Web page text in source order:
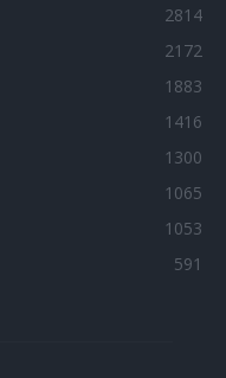
2814
2172
1883
1416
1300
1065
1053
591